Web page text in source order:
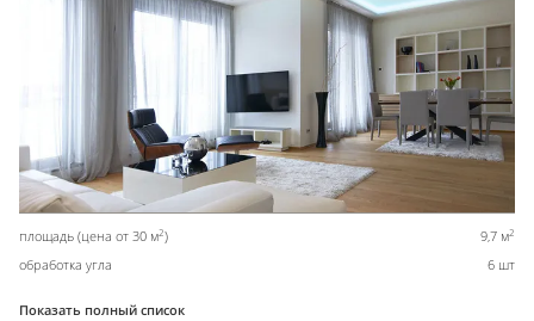
площадь (цена от 30 м2) 9,7 м2
обработка угла 6 шт
Показать полный список